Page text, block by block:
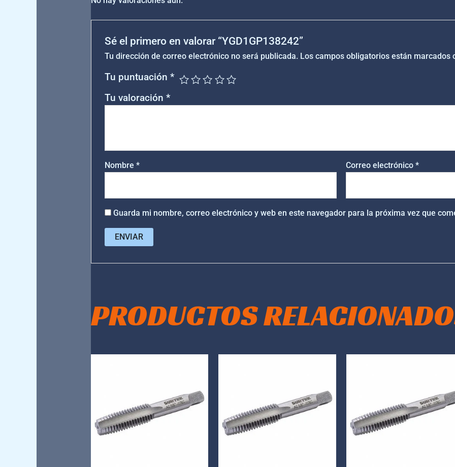
Sé el primero en valorar “YGD1GP138242”
Tu dirección de correo electrónico no será publicada. Los campos obligatorios están marcados
Tu puntuación*
Tu valoración*
Nombre* Correo electrónico*
Guarda mi nombre, correo electrónico y web en este navegador para la próxima vez que
PRODUCTOS